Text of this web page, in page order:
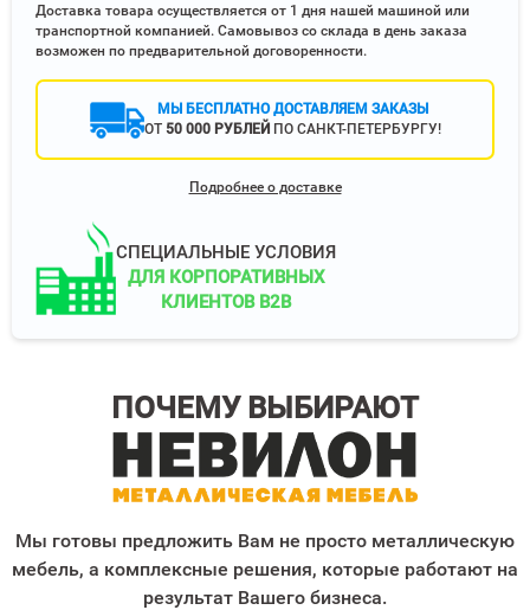
Доставка товара осуществляется от 1 дня нашей машиной или
транспортной компанией. Самовывоз со склада в день заказа
возможен по предварительной договоренности.
МЫ БЕСПЛАТНО ДОСТАВЛЯЕМ ЗАКАЗЫ
ОТ 50 000 РУБЛЕЙ ПО САНКТ-ПЕТЕРБУРГУ!
Подробнее о доставке
СПЕЦИАЛЬНЫЕ УСЛОВИЯ
ДЛЯ КОРПОРАТИВНЫХ
КЛИЕНТОВ B2B
ПОЧЕМУ ВЫБИРАЮТ
Мы готовы предложить Вам не просто металлическую
мебель, а комплексные решения, которые работают на
результат Вашего бизнеса.